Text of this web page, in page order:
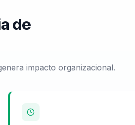
de
impacto organizacional.